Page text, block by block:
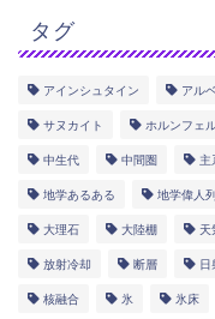
タグ
アインシュタイン アル
サヌカイト ホルンフェ
中生代 中間圏 主
地学あるある 地学偉人
大理石 大陸棚 天
放射冷却 断層 日
核融合 氷 氷床